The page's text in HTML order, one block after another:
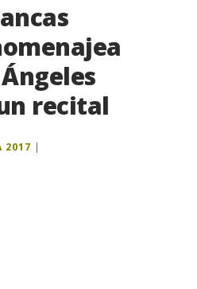
recital
2017 |